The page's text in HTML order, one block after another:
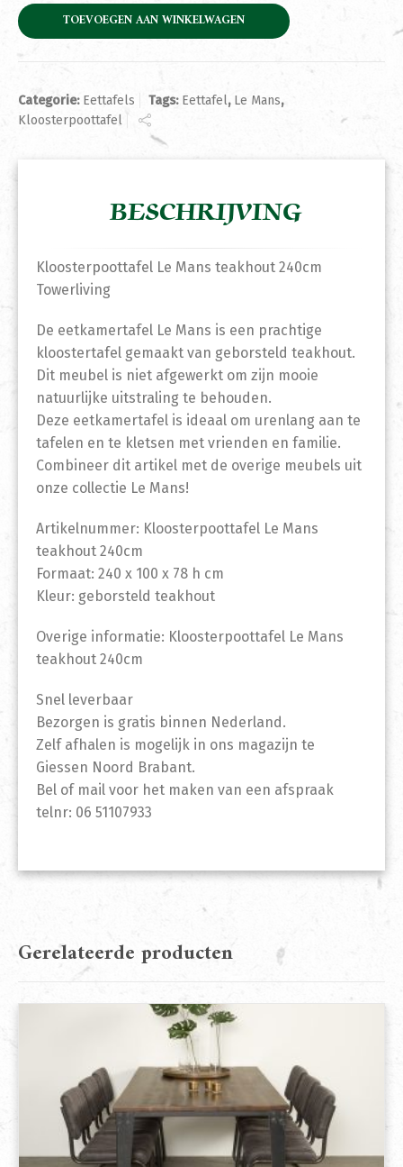
TOEVOEGEN AAN WINKELWAGEN
Categorie: Eettafels Tags: Eettafel, Le Mans,
Kloosterpoottafel
BESCHRIJVING
Kloosterpoottafel Le Mans teakhout 240cm
Towerliving
De eetkamertafel Le Mans is een prachtige
kloostertafel gemaakt van geborsteld teakhout.
Dit meubel is niet afgewerkt om zijn mooie
natuurlijke uitstraling te behouden.
Deze eetkamertafel is ideaal om urenlang aan te
tafelen en te kletsen met vrienden en familie.
Combineer dit artikel met de overige meubels uit
onze collectie Le Mans!
Artikelnummer: Kloosterpoottafel Le Mans
teakhout 240cm
Formaat: 240 x 100 x 78 h cm
Kleur: geborsteld teakhout
Overige informatie: Kloosterpoottafel Le Mans
teakhout 240cm
Snel leverbaar
Bezorgen is gratis binnen Nederland.
Zelf afhalen is mogelijk in ons magazijn te
Giessen Noord Brabant.
Bel of mail voor het maken van een afspraak
telnr: 06 51107933
Gerelateerde producten